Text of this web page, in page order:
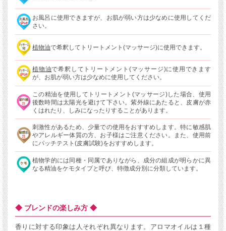
お風呂に使用できますが、お肌が弱い方は少なめに使用してくだ
さい。
植物油で希釈してトリートメント(マッサージ)に使用できます。
植物油で希釈してトリートメント(マッサージ)に使用できます
が、お肌が弱い方は少なめに使用してください。
この精油を使用してトリートメント(マッサージ)した場合、使用
後数時間は太陽光を避けて下さい。紫外線にあたると、皮膚が赤
くはれたり、しみになったりすることがあります。
刺激性があるため、少量での使用をおすすめします。特に敏感肌
やアレルギー体質の方、お子様はご注意ください。また、使用前
にパッチテスト(皮膚試験)をおすすめします。
植物学的には同種・同属でありながら、成分の組成が明らかに異
なる精油をケモタイプと呼び、特徴成分別に分類しています。
◆ ブレンドの楽しみ方 ◆
香りに対する印象は人それぞれ異なります。アロマオイルは１種